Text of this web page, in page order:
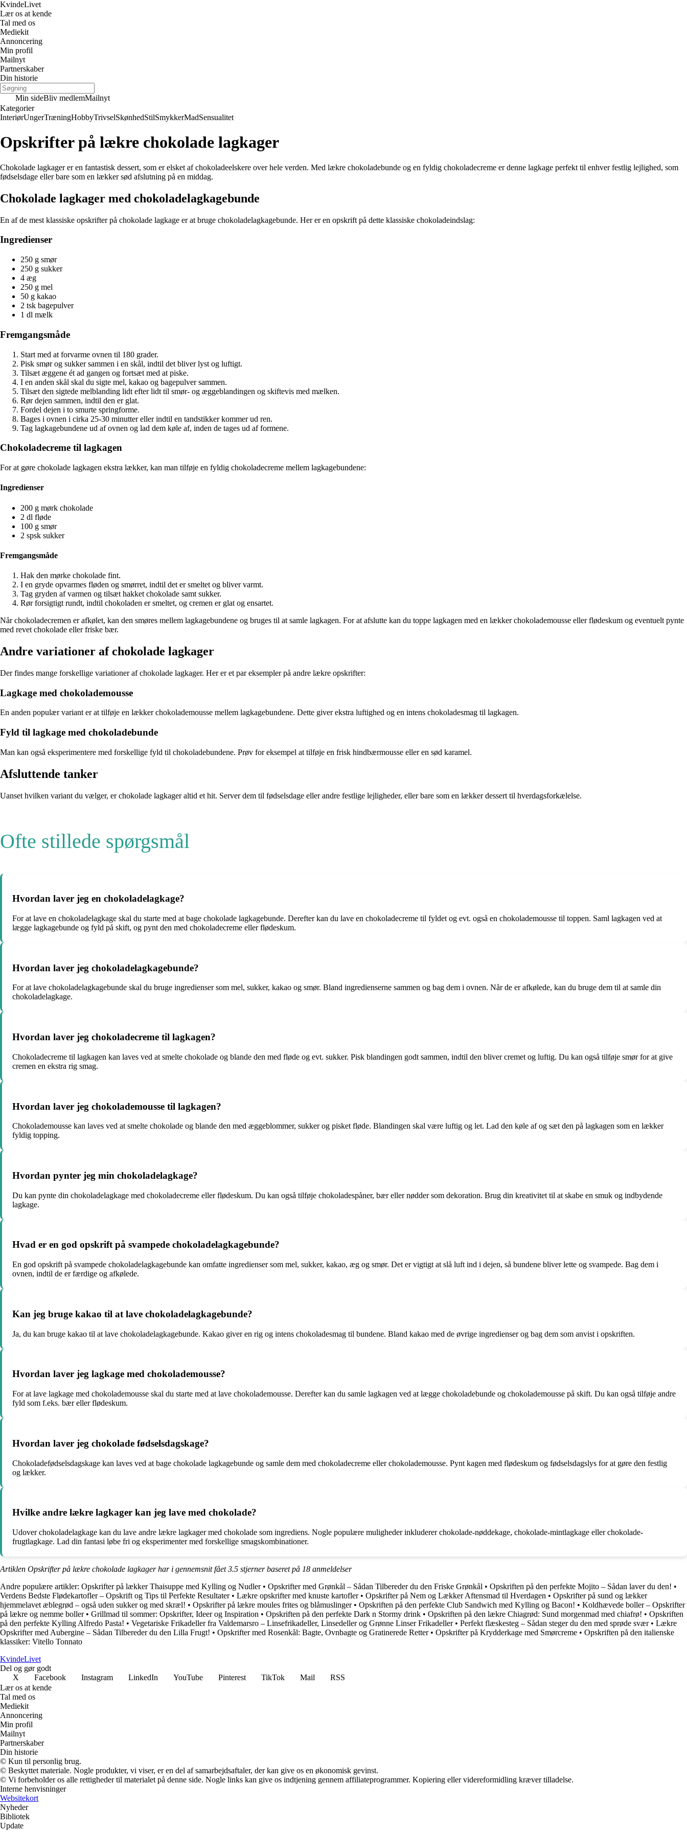
KvindeLivet
Lær os at kende
Tal med os
Mediekit
Annoncering
Min profil
Mailnyt
Partnerskaber
Din historie
Min sideBliv medlemMailnyt
Kategorier
InteriørUngerTræningHobbyTrivselSkønhedStilSmykkerMadSensualitet
Opskrifter på lækre chokolade lagkager
Chokolade lagkager er en fantastisk dessert, som er elsket af chokoladeelskere over hele verden. Med lækre chokoladebunde og en fyldig chokoladecreme er denne lagkage perfekt til enhver festlig lejlighed, som
fødselsdage eller bare som en lækker sød afslutning på en middag.
Chokolade lagkager med chokoladelagkagebunde
En af de mest klassiske opskrifter på chokolade lagkage er at bruge chokoladelagkagebunde. Her er en opskrift på dette klassiske chokoladeindslag:
Ingredienser
250 g smør
250 g sukker
4 æg
250 g mel
50 g kakao
2 tsk bagepulver
1 dl mælk
Fremgangsmåde
Start med at forvarme ovnen til 180 grader.
Pisk smør og sukker sammen i en skål, indtil det bliver lyst og luftigt.
Tilsæt æggene ét ad gangen og fortsæt med at piske.
I en anden skål skal du sigte mel, kakao og bagepulver sammen.
Tilsæt den sigtede melblanding lidt efter lidt til smør- og æggeblandingen og skiftevis med mælken.
Rør dejen sammen, indtil den er glat.
Fordel dejen i to smurte springforme.
Bages i ovnen i cirka 25-30 minutter eller indtil en tandstikker kommer ud ren.
Tag lagkagebundene ud af ovnen og lad dem køle af, inden de tages ud af formene.
Chokoladecreme til lagkagen
For at gøre chokolade lagkagen ekstra lækker, kan man tilføje en fyldig chokoladecreme mellem lagkagebundene:
Ingredienser
200 g mørk chokolade
2 dl fløde
100 g smør
2 spsk sukker
Fremgangsmåde
Hak den mørke chokolade fint.
I en gryde opvarmes fløden og smørret, indtil det er smeltet og bliver varmt.
Tag gryden af varmen og tilsæt hakket chokolade samt sukker.
Rør forsigtigt rundt, indtil chokoladen er smeltet, og cremen er glat og ensartet.
Når chokoladecremen er afkølet, kan den smøres mellem lagkagebundene og bruges til at samle lagkagen. For at afslutte kan du toppe lagkagen med en lækker chokolademousse eller flødeskum og eventuelt pynte
med revet chokolade eller friske bær.
Andre variationer af chokolade lagkager
Der findes mange forskellige variationer af chokolade lagkager. Her er et par eksempler på andre lækre opskrifter:
Lagkage med chokolademousse
En anden populær variant er at tilføje en lækker chokolademousse mellem lagkagebundene. Dette giver ekstra luftighed og en intens chokoladesmag til lagkagen.
Fyld til lagkage med chokoladebunde
Man kan også eksperimentere med forskellige fyld til chokoladebundene. Prøv for eksempel at tilføje en frisk hindbærmousse eller en sød karamel.
Afsluttende tanker
Uanset hvilken variant du vælger, er chokolade lagkager altid et hit. Server dem til fødselsdage eller andre festlige lejligheder, eller bare som en lækker dessert til hverdagsforkælelse.
Ofte stillede spørgsmål
Hvordan laver jeg en chokoladelagkage?
For at lave en chokoladelagkage skal du starte med at bage chokolade lagkagebunde. Derefter kan du lave en chokoladecreme til fyldet og evt. også en chokolademousse til toppen. Saml lagkagen ved at
lægge lagkagebunde og fyld på skift, og pynt den med chokoladecreme eller flødeskum.
Hvordan laver jeg chokoladelagkagebunde?
For at lave chokoladelagkagebunde skal du bruge ingredienser som mel, sukker, kakao og smør. Bland ingredienserne sammen og bag dem i ovnen. Når de er afkølede, kan du bruge dem til at samle din
chokoladelagkage.
Hvordan laver jeg chokoladecreme til lagkagen?
Chokoladecreme til lagkagen kan laves ved at smelte chokolade og blande den med fløde og evt. sukker. Pisk blandingen godt sammen, indtil den bliver cremet og luftig. Du kan også tilføje smør for at give
cremen en ekstra rig smag.
Hvordan laver jeg chokolademousse til lagkagen?
Chokolademousse kan laves ved at smelte chokolade og blande den med æggeblommer, sukker og pisket fløde. Blandingen skal være luftig og let. Lad den køle af og sæt den på lagkagen som en lækker
fyldig topping.
Hvordan pynter jeg min chokoladelagkage?
Du kan pynte din chokoladelagkage med chokoladecreme eller flødeskum. Du kan også tilføje chokoladespåner, bær eller nødder som dekoration. Brug din kreativitet til at skabe en smuk og indbydende
lagkage.
Hvad er en god opskrift på svampede chokoladelagkagebunde?
En god opskrift på svampede chokoladelagkagebunde kan omfatte ingredienser som mel, sukker, kakao, æg og smør. Det er vigtigt at slå luft ind i dejen, så bundene bliver lette og svampede. Bag dem i
ovnen, indtil de er færdige og afkølede.
Kan jeg bruge kakao til at lave chokoladelagkagebunde?
Ja, du kan bruge kakao til at lave chokoladelagkagebunde. Kakao giver en rig og intens chokoladesmag til bundene. Bland kakao med de øvrige ingredienser og bag dem som anvist i opskriften.
Hvordan laver jeg lagkage med chokolademousse?
For at lave lagkage med chokolademousse skal du starte med at lave chokolademousse. Derefter kan du samle lagkagen ved at lægge chokoladebunde og chokolademousse på skift. Du kan også tilføje andre
fyld som f.eks. bær eller flødeskum.
Hvordan laver jeg chokolade fødselsdagskage?
Chokoladefødselsdagskage kan laves ved at bage chokolade lagkagebunde og samle dem med chokoladecreme eller chokolademousse. Pynt kagen med flødeskum og fødselsdagslys for at gøre den festlig
og lækker.
Hvilke andre lækre lagkager kan jeg lave med chokolade?
Udover chokoladelagkage kan du lave andre lækre lagkager med chokolade som ingrediens. Nogle populære muligheder inkluderer chokolade-nøddekage, chokolade-mintlagkage eller chokolade-
frugtlagkage. Lad din fantasi løbe fri og eksperimenter med forskellige smagskombinationer.
Artiklen Opskrifter på lækre chokolade lagkager har i gennemsnit fået3.5 stjerner baseret på 18 anmeldelser
Andre populære artikler: Opskrifter på lækker Thaisuppe med Kylling og Nudler• Opskrifter med Grønkål – Sådan Tilbereder du den Friske Grønkål • Opskriften på den perfekte Mojito – Sådan laver du den! •
Verdens Bedste Flødekartofler – Opskrift og Tips til Perfekte Resultater• Lækre opskrifter med knuste kartofler• Opskrifter på Nem og Lækker Aftensmad til Hverdagen • Opskrifter på sund og lækker
hjemmelavet æblegrød – også uden sukker og med skræl! • Opskrifter på lækre moules frites og blåmuslinger• Opskriften på den perfekte Club Sandwich med Kylling og Bacon! • Koldhævede boller – Opskrifter
på lækre og nemme boller• Grillmad til sommer: Opskrifter, Ideer og Inspiration • Opskriften på den perfekte Dark n Stormy drink • Opskriften på den lækre Chiagrød: Sund morgenmad med chiafrø! • Opskriften
på den perfekte Kylling Alfredo Pasta! • Vegetariske Frikadeller fra Valdemarsro – Linsefrikadeller, Linsedeller og Grønne Linser Frikadeller• Perfekt flæskesteg – Sådan steger du den med sprøde svær• Lækre
Opskrifter med Aubergine – Sådan Tilbereder du den Lilla Frugt! • Opskrifter med Rosenkål: Bagte, Ovnbagte og Gratinerede Retter• Opskrifter på Krydderkage med Smørcreme • Opskriften på den italienske
klassiker: Vitello Tonnato
KvindeLivet
Del og gør godt
X
Facebook Instagram LinkedIn YouTube Pinterest TikTok Mail
RSS
Lær os at kende
Tal med os
Mediekit
Annoncering
Min profil
Mailnyt
Partnerskaber
Din historie
© Kun til personlig brug.
© Beskyttet materiale. Nogle produkter, vi viser, er en del af samarbejdsaftaler, der kan give os en økonomisk gevinst.
© Vi forbeholder os alle rettigheder til materialet på denne side. Nogle links kan give os indtjening gennem affiliateprogrammer. Kopiering eller videreformidling kræver tilladelse.
Interne henvisninger
Websitekort
Nyheder
Bibliotek
Update